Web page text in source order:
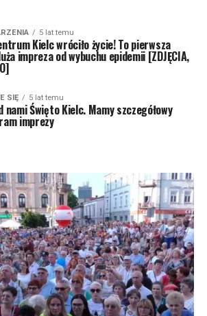
5 lat temu
Kielc wróciło życie! To pierwsza
impreza od wybuchu epidemii [ZDJĘCIA,
SIĘ 5 lat temu
nami Święto Kielc. Mamy szczegółowy
imprezy